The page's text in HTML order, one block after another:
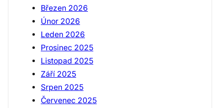
Březen 2026
Únor 2026
Leden 2026
Prosinec 2025
Listopad 2025
Září 2025
Srpen 2025
Červenec 2025